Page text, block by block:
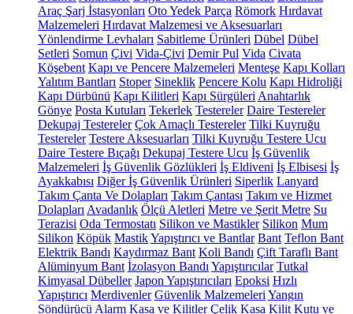
Araç Şarj İstasyonları Oto Yedek Parça Römork Hırdavat
Malzemeleri Hırdavat Malzemesi ve Aksesuarları
Yönlendirme Levhaları Sabitleme Ürünleri Dübel Dübel
Setleri Somun Çivi Vida-Çivi Demir Pul Vida Civata
Köşebent Kapı ve Pencere Malzemeleri Menteşe Kapı Kolları
Yalıtım Bantları Stoper Sineklik Pencere Kolu Kapı Hidroliği
Kapı Dürbünü Kapı Kilitleri Kapı Sürgüleri Anahtarlık
Gönye Posta Kutuları Tekerlek Testereler Daire Testereler
Dekupaj Testereler Çok Amaçlı Testereler Tilki Kuyruğu
Testereler Testere Aksesuarları Tilki Kuyruğu Testere Ucu
Daire Testere Bıçağı Dekupaj Testere Ucu İş Güvenlik
Malzemeleri İş Güvenlik Gözlükleri İş Eldiveni İş Elbisesi İş
Ayakkabısı Diğer İş Güvenlik Ürünleri Siperlik Lanyard
Takım Çanta Ve Dolapları Takım Çantası Takım ve Hizmet
Dolapları Avadanlık Ölçü Aletleri Metre ve Şerit Metre Su
Terazisi Oda Termostatı Silikon ve Mastikler Silikon Mum
Silikon Köpük MastikYapıştırıcı ve Bantlar Bant Teflon Bant
Elektrik Bandı Kaydırmaz Bant Koli Bandı Çift Taraflı Bant
Alüminyum Bant İzolasyon Bandı Yapıştırıcılar Tutkal
Kimyasal Dübeller Japon Yapıştırıcıları Epoksi Hızlı
Yapıştırıcı Merdivenler Güvenlik Malzemeleri Yangın
Söndürücü Alarm Kasa ve Kilitler Çelik Kasa Kilit Kutu ve